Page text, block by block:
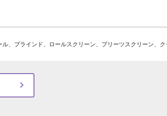
、ブラインド、ロールスクリーン、プリーツスクリーン、ク